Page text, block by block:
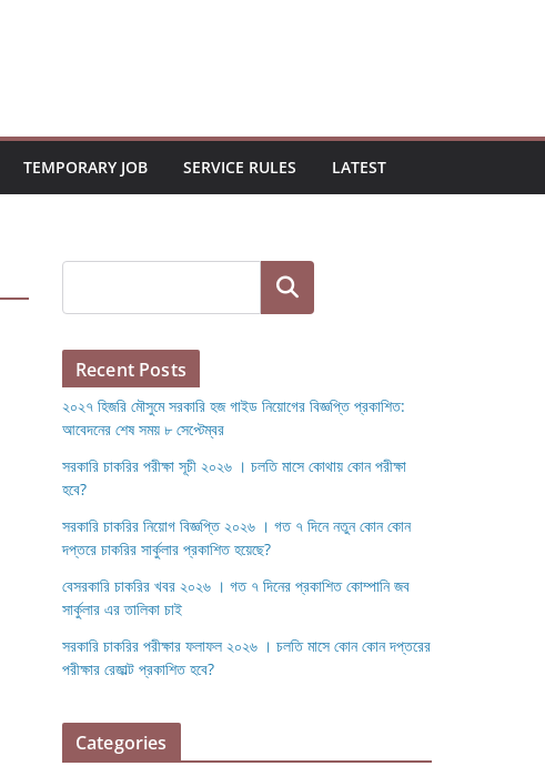
TEMPORARY JOB SERVICE RULES LATEST
Search
Recent Posts
২০২৭ হিজরি মৌসুমে সরকারি হজ গাইড নিয়োগের বিজ্ঞপ্তি প্রকাশিত:
আবেদনের শেষ সময় ৮ সেপ্টেম্বর
সরকারি চাকরির পরীক্ষা সূচী ২০২৬ । চলতি মাসে কোথায় কোন পরীক্ষা
হবে?
সরকারি চাকরির নিয়োগ বিজ্ঞপ্তি ২০২৬ । গত ৭ দিনে নতুন কোন কোন
দপ্তরে চাকরির সার্কুলার প্রকাশিত হয়েছে?
বেসরকারি চাকরির খবর ২০২৬ । গত ৭ দিনের প্রকাশিত কোম্পানি জব
সার্কুলার এর তালিকা চাই
সরকারি চাকরির পরীক্ষার ফলাফল ২০২৬ । চলতি মাসে কোন কোন দপ্তরের
পরীক্ষার রেজাল্ট প্রকাশিত হবে?
Categories